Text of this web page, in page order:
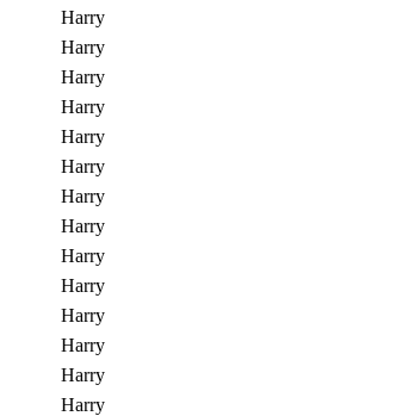
Harry
Harry
Harry
Harry
Harry
Harry
Harry
Harry
Harry
Harry
Harry
Harry
Harry
Harry